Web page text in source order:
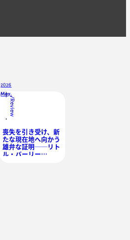
2026
May./
Review
喪失を引き受け、新
たな現在地へ向かう
雄弁な証明──リト
ル・バーリー